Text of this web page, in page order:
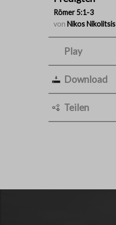
Römer 5:1-3
von Nikos Nikolitsis
Play
Download
Teilen